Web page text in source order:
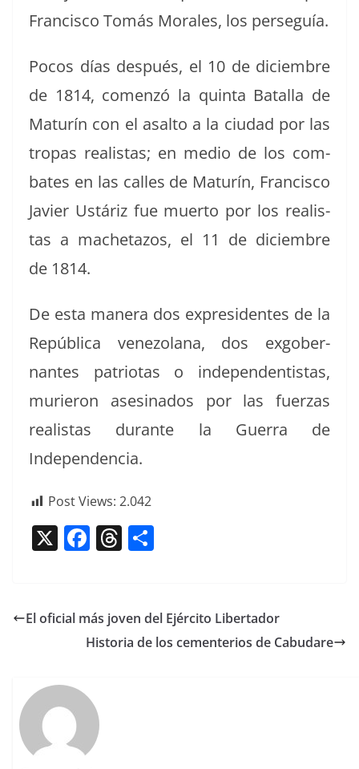
Fran­cis­co Tomás Morales, los perseguía.
Pocos días después, el 10 de diciem­bre
de 1814, comen­zó la quin­ta Batal­la de
Maturín con el asalto a la ciu­dad por las
tropas real­is­tas; en medio de los com­
bat­es en las calles de Maturín, Fran­cis­co
Javier Ustáriz fue muer­to por los real­is­
tas a macheta­zos, el 11 de diciem­bre
de 1814.
De esta man­era dos expres­i­dentes de la
Repúbli­ca vene­zolana, dos exgob­er­
nantes patri­o­tas o inde­pen­den­tis­tas,
murieron asesina­dos por las fuerzas
real­is­tas durante la Guer­ra de
Independencia.
Post Views: 2.042
X F
e
b
o
k
T
a
d
p
ar
El oficial más joven del Ejército Libertador
Historia de los cementerios de Cabudare